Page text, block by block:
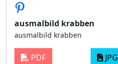
ausmalbild krabben
ausmalbild krabben
PDF JPG